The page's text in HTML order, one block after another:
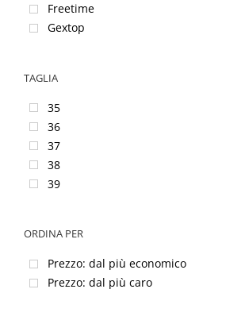
Freetime
Gextop
Sani Soft
TAGLIA
35
36
37
38
39
42
43
44
ORDINA PER
Prezzo: dal più economico
Prezzo: dal più caro